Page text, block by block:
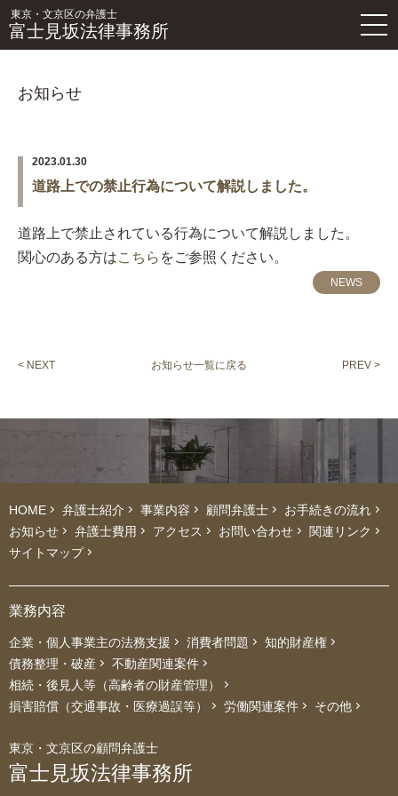
東京・文京区の弁護士
富士見坂法律事務所
お知らせ
道路上での禁止行為について解説しました。
2023.01.30
道路上で禁止されている行為について解説しました。
関心のある方はこちら をご参照ください。
NEWS
< NEXT お知らせ一覧に戻る PREV >
HOME 弁護士紹介 事業内容 顧問弁護士
お手続きの流れ
お知らせ
弁護士費用 アクセス お問い合わせ
関連リンク
サイトマップ
業務内容
企業・個人事業主の法務支援 消費者問題
知的財産権
債務整理・破産
不動産関連案件
相続・後見人等（高齢者の財産管理）
損害賠償（交通事故・医療過誤等）
労働関連案件 その他
東京・文京区の顧問弁護士
富士見坂法律事務所